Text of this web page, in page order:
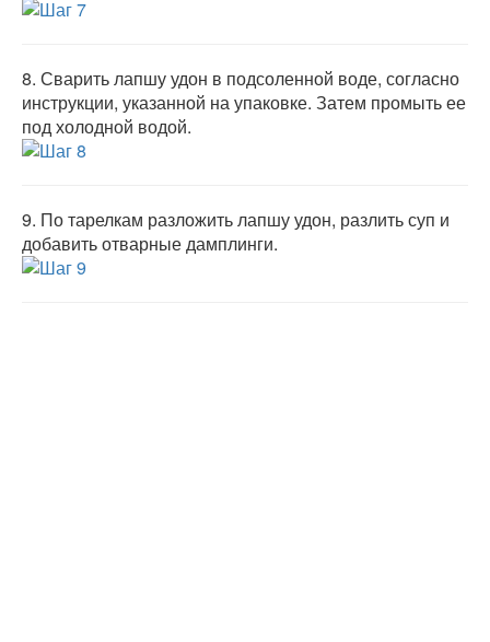
8. Сварить лапшу удон в подсоленной воде, согласно
инструкции, указанной на упаковке. Затем промыть ее
под холодной водой.
9. По тарелкам разложить лапшу удон, разлить суп и
добавить отварные дамплинги.